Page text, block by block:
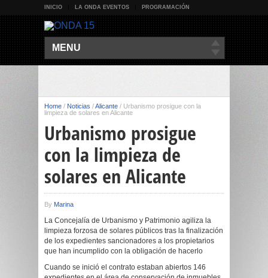
INICIO LA ONDA EVENTOS PROGRAMACIÓN
MENU
Home / Noticias /Alicante / Urbanismo prosigue con la
limpieza de solares en Alicante
Urbanismo prosigue
con la limpieza de
solares en Alicante
By Marina
La Concejalía de Urbanismo y Patrimonio agiliza la
limpieza forzosa de solares públicos tras la finalización
de los expedientes sancionadores a los propietarios
que han incumplido con la obligación de hacerlo
Cuando se inició el contrato estaban abiertos 146